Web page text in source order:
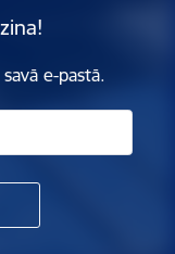
e-pastā.